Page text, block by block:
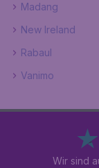
Madang
New Ireland
Rabaul
Vanimo
Wir sind